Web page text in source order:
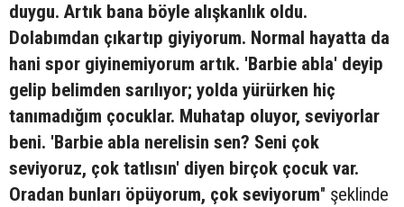
duygu. Artık bana böyle alışkanlık oldu.
Dolabımdan çıkartıp giyiyorum. Normal hayatta da
hani spor giyinemiyorum artık. 'Barbie abla' deyip
gelip belimden sarılıyor; yolda yürürken hiç
tanımadığım çocuklar. Muhatap oluyor, seviyorlar
beni. 'Barbie abla nerelisin sen? Seni çok
seviyoruz, çok tatlısın' diyen birçok çocuk var.
Oradan bunları öpüyorum, çok seviyorum" şeklinde